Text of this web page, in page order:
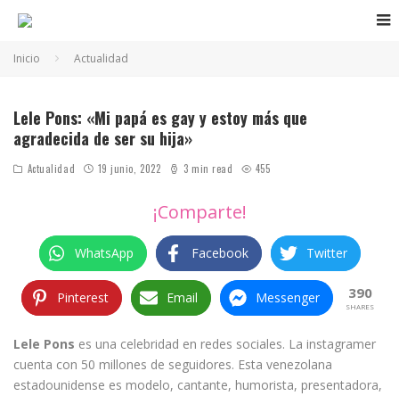
Inicio Actualidad
Lele Pons: «Mi papá es gay y estoy más que
agradecida de ser su hija»
Actualidad 19 junio, 2022 3 min read 455
¡Comparte!
WhatsApp Facebook Twitter
Pinterest Email Messenger 390
SHARES
Lele Pons es una celebridad en redes sociales. La instagramer
cuenta con 50 millones de seguidores. Esta venezolana
estadounidense es modelo, cantante, humorista, presentadora,